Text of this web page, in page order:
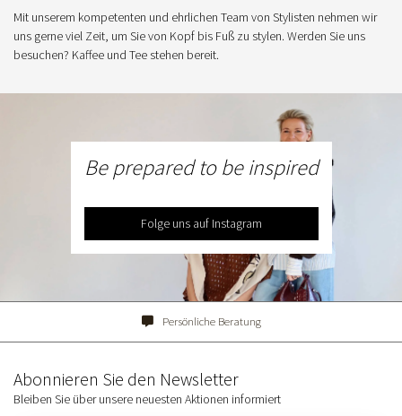
Mit unserem kompetenten und ehrlichen Team von Stylisten nehmen wir
uns gerne viel Zeit, um Sie von Kopf bis Fuß zu stylen. Werden Sie uns
besuchen? Kaffee und Tee stehen bereit.
Be prepared to be inspired
Folge uns auf Instagram
Persönliche Beratung
Abonnieren Sie den Newsletter
Bleiben Sie über unsere neuesten Aktionen informiert